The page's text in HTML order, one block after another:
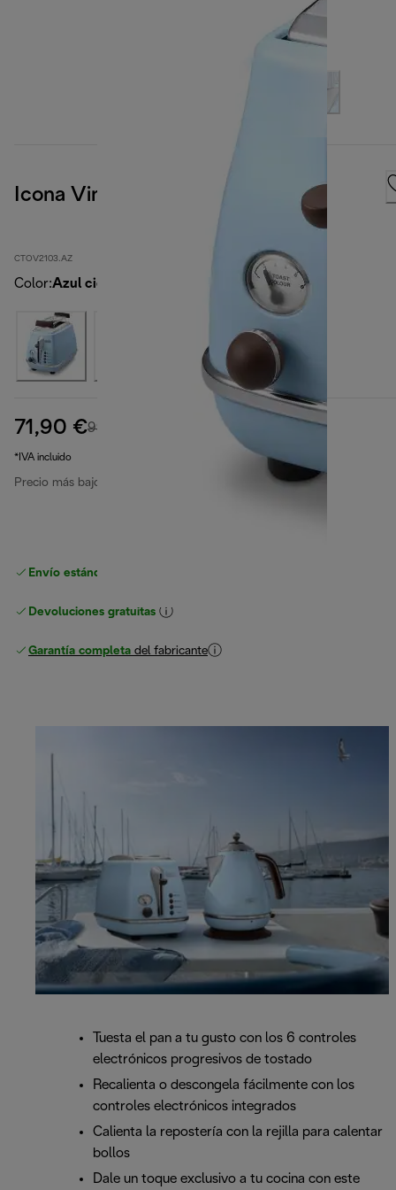
Icona Vintage
CTOV2103.AZ
Color:Azul cielo
71,90 €99,90 € precio original 99,90 €
*IVA incluido
Precio más bajo en los últimos 30 días (-20 %)
Envío estándar gratuito
Devoluciones gratuitas
Garantía completa del fabricante
Tuesta el pan a tu gusto con los 6 controles
electrónicos progresivos de tostado
Recalienta o descongela fácilmente con los
controles electrónicos integrados
Calienta la repostería con la rejilla para calentar
bollos
Dale un toque exclusivo a tu cocina con este